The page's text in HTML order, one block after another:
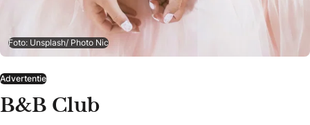
Foto: Unsplash/ Photo Nic
Advertentie
B&B Club